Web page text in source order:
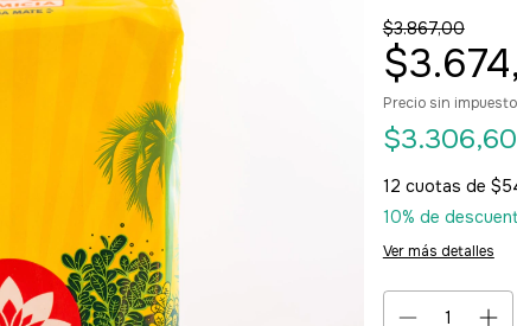
$3.867,00
Precio sin
12 cuotas de
10% de
Ver más detalles